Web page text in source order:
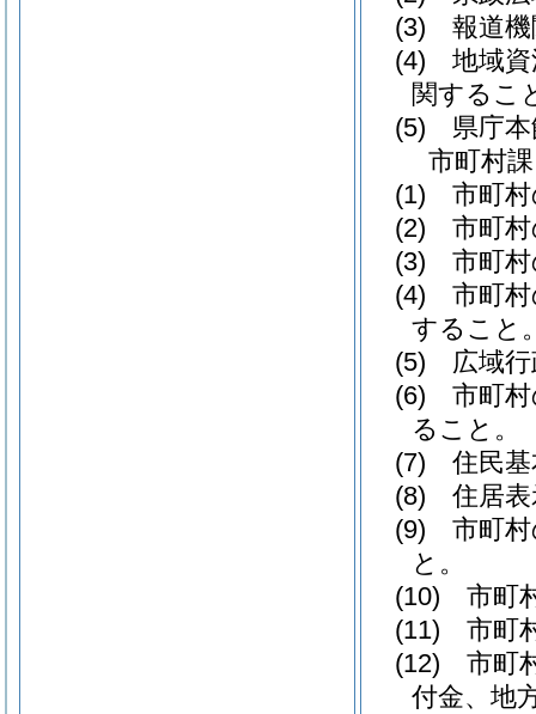
(3) 報道機
(4) 地域資
関するこ
(5) 県庁本
市町村課
(1) 市町村
(2) 市町村
(3) 市町村
(4) 市町村
すること
(5) 広域行
(6) 市町村
ること。
(7) 住民基
(8) 住居表
(9) 市町村
と。
(10) 市町
(11) 市町
(12) 市町
付金、地